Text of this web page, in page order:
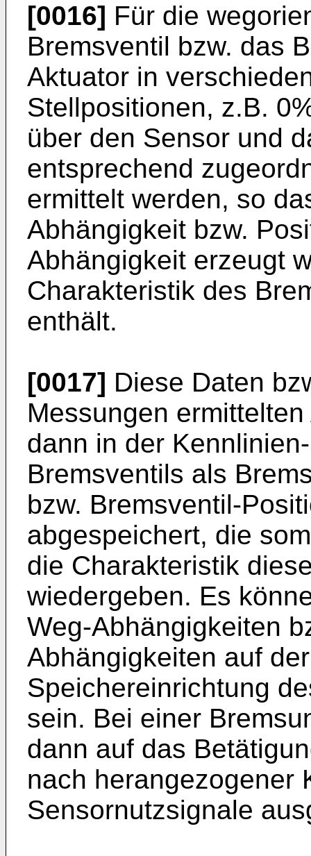
[0016] Für die
Bremsventil bzw. das
Aktuator in
Stellpositionen, z.B.
über den Sensor und
entsprechend
ermittelt werden, so
Abhängigkeit bzw.
Abhängigkeit erzeugt
Charakteristik des
enthält.
[0017] Diese Daten
Messungen
dann in der
Bremsventils als
bzw. Bremsventil-
abgespeichert, die
die Charakteristik
wiedergeben. Es
Weg-Abhängigkeiten
Abhängigkeiten auf
Speichereinrichtung
sein. Bei einer
dann auf das
nach herangezogener
Sensornutzsignale